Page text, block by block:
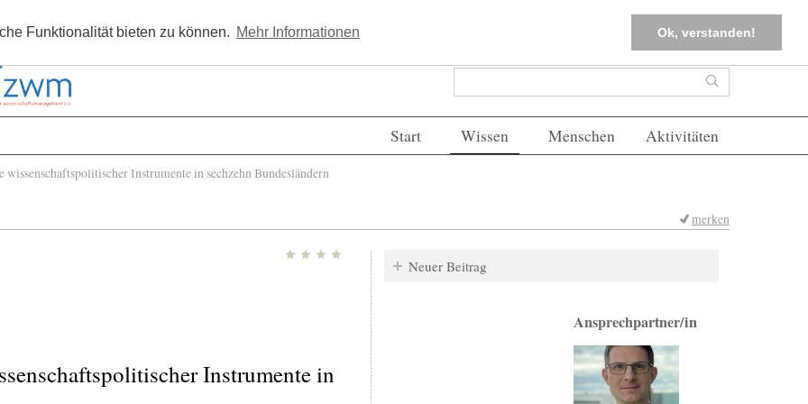
Funktionalität bieten zu können. Mehr Informationen Ok, verstanden!
Kostenlos registrieren FAQs Einloggen
Suchformular Suche
Start Wissen Menschen Aktivitäten
Instrumente in sechzehn Bundesländern
merken
Instrumente in
Neuer Beitrag
Ansprechpartner/in